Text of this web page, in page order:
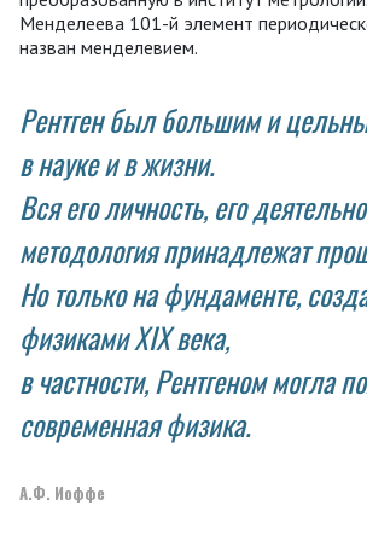
Менделеева 101-й элемент
назван менделевием.
Рентген был большим и
в науке и в жизни.
Вся его личность, его
методология принадлежат
Но только на фундаменте,
физиками ХІХ века,
в частности, Рентгеном могла
современная физика.
А.Ф. Иоффе